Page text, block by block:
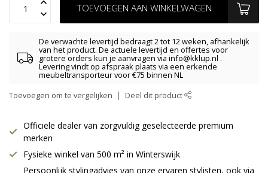
TOEVOEGEN AAN WINKELWAGEN
De verwachte levertijd bedraagt 2 tot 12 weken, afhankelijk
van het product. De actuele levertijd en offertes voor
grotere orders kun je aanvragen via info@kklup.nl .
Levering vindt op afspraak plaats via een erkende
meubeltransporteur voor €75 binnen NL
Toevoegen om te vergelijken Deel dit product
Officiële dealer van zorgvuldig geselecteerde premium
merken
Fysieke winkel van 500 m² in Winterswijk
Persoonlijk stylingadvies van onze ervaren stylisten, ook via